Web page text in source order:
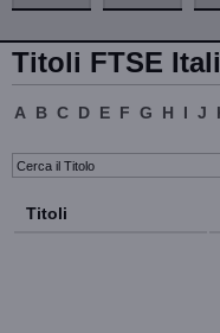
Titoli FTSE
A B C D E F G H I J
Titoli